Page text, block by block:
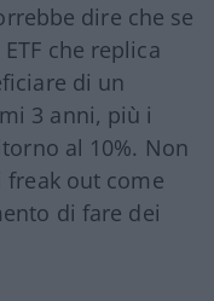
dire che se
che replica
di un
3 anni, più i
al 10%. Non
out come
di fare dei